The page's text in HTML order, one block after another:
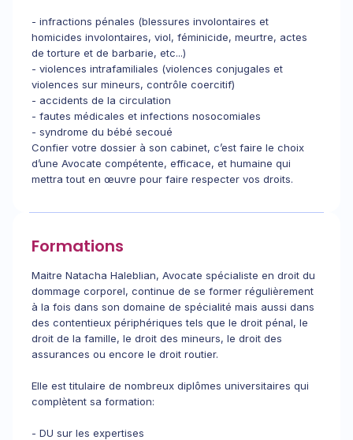
- infractions pénales (blessures involontaires et
homicides involontaires, viol, féminicide, meurtre, actes
de torture et de barbarie, etc...)
- violences intrafamiliales (violences conjugales et
violences sur mineurs, contrôle coercitif)
- accidents de la circulation
- fautes médicales et infections nosocomiales
- syndrome du bébé secoué
Confier votre dossier à son cabinet, c’est faire le choix
d’une Avocate compétente, efficace, et humaine qui
mettra tout en œuvre pour faire respecter vos droits.
Formations
Maitre Natacha Haleblian, Avocate spécialiste en droit du
dommage corporel, continue de se former régulièrement
à la fois dans son domaine de spécialité mais aussi dans
des contentieux périphériques tels que le droit pénal, le
droit de la famille, le droit des mineurs, le droit des
assurances ou encore le droit routier.
Elle est titulaire de nombreux diplômes universitaires qui
complètent sa formation:
- DU sur les expertises